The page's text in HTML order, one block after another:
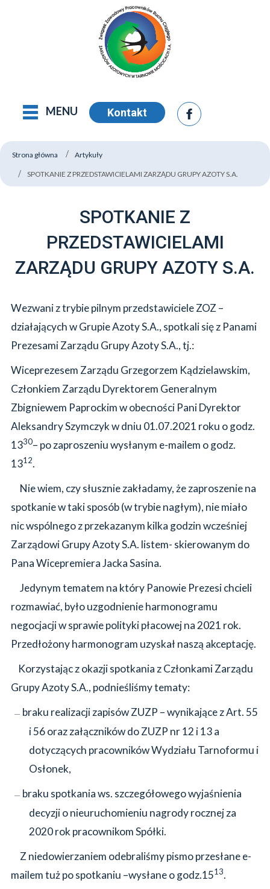
MENU Kontakt
Strona główna Artykuły
SPOTKANIE Z PRZEDSTAWICIELAMI ZARZĄDU GRUPY AZOTY S.A.
SPOTKANIE Z
PRZEDSTAWICIELAMI
ZARZĄDU GRUPY AZOTY S.A.
Wezwani z trybie pilnym przedstawiciele ZOZ –
działających w Grupie Azoty S.A., spotkali się z Panami
Prezesami Zarządu Grupy Azoty S.A., tj.:
Wiceprezesem Zarządu Grzegorzem Kądzielawskim,
Członkiem Zarządu Dyrektorem Generalnym
Zbigniewem Paprockim w obecności Pani Dyrektor
Aleksandry Szymczyk w dniu 01.07.2021 roku o godz.
1330– po zaproszeniu wysłanym e-mailem o godz.
1312.
Nie wiem, czy słusznie zakładamy, że zaproszenie na
spotkanie w taki sposób (w trybie nagłym), nie miało
nic wspólnego z przekazanym kilka godzin wcześniej
Zarządowi Grupy Azoty S.A. listem- skierowanym do
Pana Wicepremiera Jacka Sasina.
Jedynym tematem na który Panowie Prezesi chcieli
rozmawiać, było uzgodnienie harmonogramu
negocjacji w sprawie polityki płacowej na 2021 rok.
Przedłożony harmonogram uzyskał naszą akceptację.
Korzystając z okazji spotkania z Członkami Zarządu
Grupy Azoty S.A., podnieśliśmy tematy:
— braku realizacji zapisów ZUZP – wynikające z Art. 55
i 56 oraz załączników do ZUZP nr 12 i 13 a
dotyczących pracowników Wydziału Tarnoformu i
Osłonek,
— braku spotkania ws. szczegółowego wyjaśnienia
decyzji o nieuruchomieniu nagrody rocznej za
2020 rok pracownikom Spółki.
Z niedowierzaniem odebraliśmy pismo przesłane e-
mailem tuż po spotkaniu –wysłane o godz.1513.